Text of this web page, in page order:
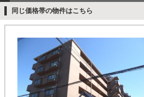
同じ価格帯の物件はこちら